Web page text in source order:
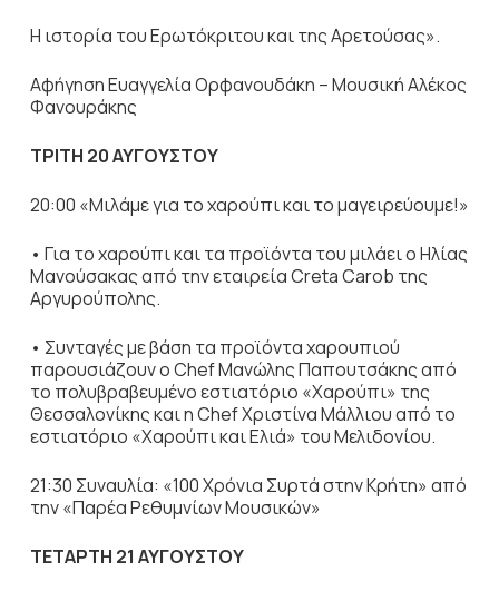
Η ιστορία του Ερωτόκριτου και της Αρετούσας».
Αφήγηση Ευαγγελία Ορφανουδάκη – Μουσική Αλέκος
Φανουράκης
ΤΡΙΤΗ 20 ΑΥΓΟΥΣΤΟΥ
20:00 «Μιλάμε για το χαρούπι και το μαγειρεύουμε!»
• Για το χαρούπι και τα προϊόντα του μιλάει ο Ηλίας
Μανούσακας από την εταιρεία Creta Carob της
Αργυρούπολης.
• Συνταγές με βάση τα προϊόντα χαρουπιού
παρουσιάζουν ο Chef Μανώλης Παπουτσάκης από
το πολυβραβευμένο εστιατόριο «Χαρούπι» της
Θεσσαλονίκης και η Chef Χριστίνα Μάλλιου από το
εστιατόριο «Χαρούπι και Ελιά» του Μελιδονίου.
21:30 Συναυλία: «100 Χρόνια Συρτά στην Κρήτη» από
την «Παρέα Ρεθυμνίων Μουσικών»
ΤΕΤΑΡΤΗ 21 ΑΥΓΟΥΣΤΟΥ